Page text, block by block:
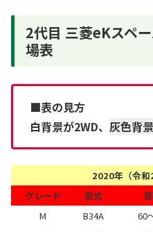
2代目 三菱eKスペ
場表
■表の見方
白背景が2WD、 灰色背
2020年（令和
グレード
型式
M
B34A 60